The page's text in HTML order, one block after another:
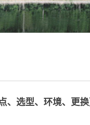
、选型、环境、更换